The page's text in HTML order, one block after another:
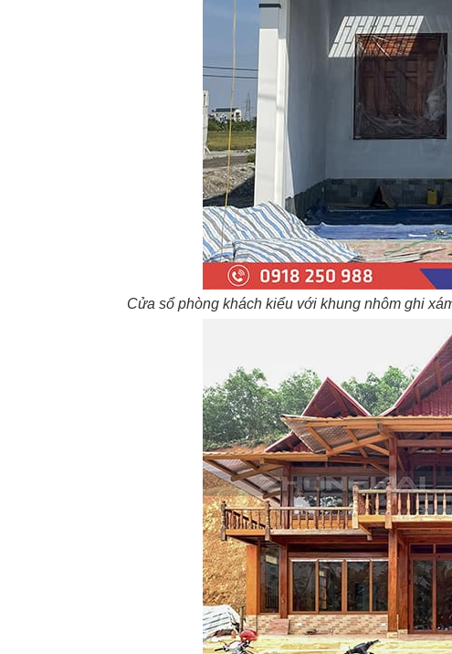
Cửa sổ phòng khách kiểu với khung nhôm ghi